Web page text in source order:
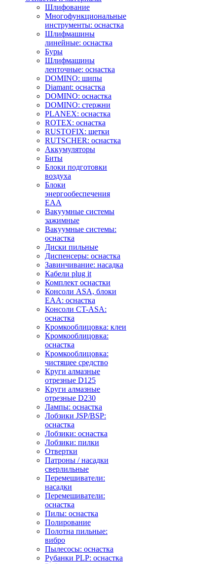
Шлифование
Многофункциональные
инструменты: оснастка
Шлифмашины
линейные: оснастка
Буры
Шлифмашины
ленточные: оснастка
DOMINO: шипы
Diamant: оснастка
DOMINO: оснастка
DOMINO: стержни
PLANEX: оснастка
ROTEX: оснастка
RUSTOFIX: щетки
RUTSCHER: оснастка
Аккумуляторы
Биты
Блоки подготовки
воздуха
Блоки
энергообеспечения
EAA
Вакуумные системы
зажимные
Вакуумные системы:
оснастка
Диски пильные
Диспенсеры: оснастка
Завинчивание: насадка
Кабели plug it
Комплект оснастки
Консоли ASA, блоки
EAA: оснастка
Консоли CT-ASA:
оснастка
Кромкооблицовка: клеи
Кромкооблицовка:
оснастка
Кромкооблицовка:
чистящее средство
Круги алмазные
отрезные D125
Круги алмазные
отрезные D230
Лампы: оснастка
Лобзики JSP/BSP:
оснастка
Лобзики: оснастка
Лобзики: пилки
Отвертки
Патроны / насадки
сверлильные
Перемешиватели:
насадки
Перемешиватели:
оснастка
Пилы: оснастка
Полирование
Полотна пильные:
вибро
Пылесосы: оснастка
Рубанки PLP: оснастка